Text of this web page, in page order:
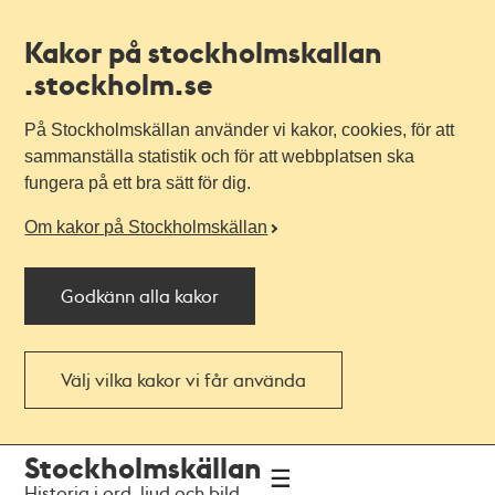
Kakor på stockholmskallan
.stockholm.se
På Stockholmskällan använder vi kakor, cookies, för att
sammanställa statistik och för att webbplatsen ska
fungera på ett bra sätt för dig.
Om kakor på Stockholmskällan
Godkänn alla kakor
Välj vilka kakor vi får använda
navigationen
huvudinnehållet
Stockholmskällan